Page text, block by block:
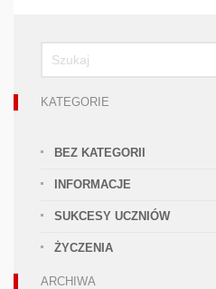
KATEGORIE
BEZ KATEGORII
INFORMACJE
SUKCESY UCZNIÓW
ŻYCZENIA
ARCHIWA